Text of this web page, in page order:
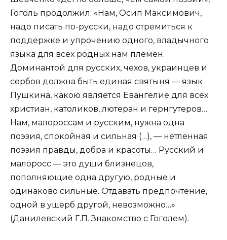
Гоголь продолжил: «Нам, Осип Максимович,
надо писать по-русски, надо стремиться к
поддержке и упрочению одного, владычного
языка для всех родных нам племен.
Доминантой для русских, чехов, украинцев и
сербов должна быть единая святыня — язык
Пушкина, какою является Евангелие для всех
христиан, католиков, лютеран и гернгутеров…
Нам, малороссам и русским, нужна одна
поэзия, спокойная и сильная (…), — нетленная
поэзия правды, добра и красоты… Русский и
малоросс — это души близнецов,
пополняющие одна другую, родные и
одинаково сильные. Отдавать предпочтение,
одной в ущерб другой, невозможно…»
(Данилевский Г.П. Знакомство с Гоголем).